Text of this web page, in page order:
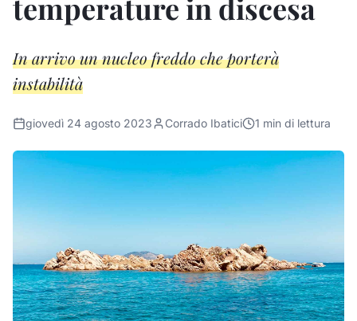
temperature in discesa
In arrivo un nucleo freddo che porterà
instabilità
giovedì 24 agosto 2023 Corrado Ibatici 1 min di lettura